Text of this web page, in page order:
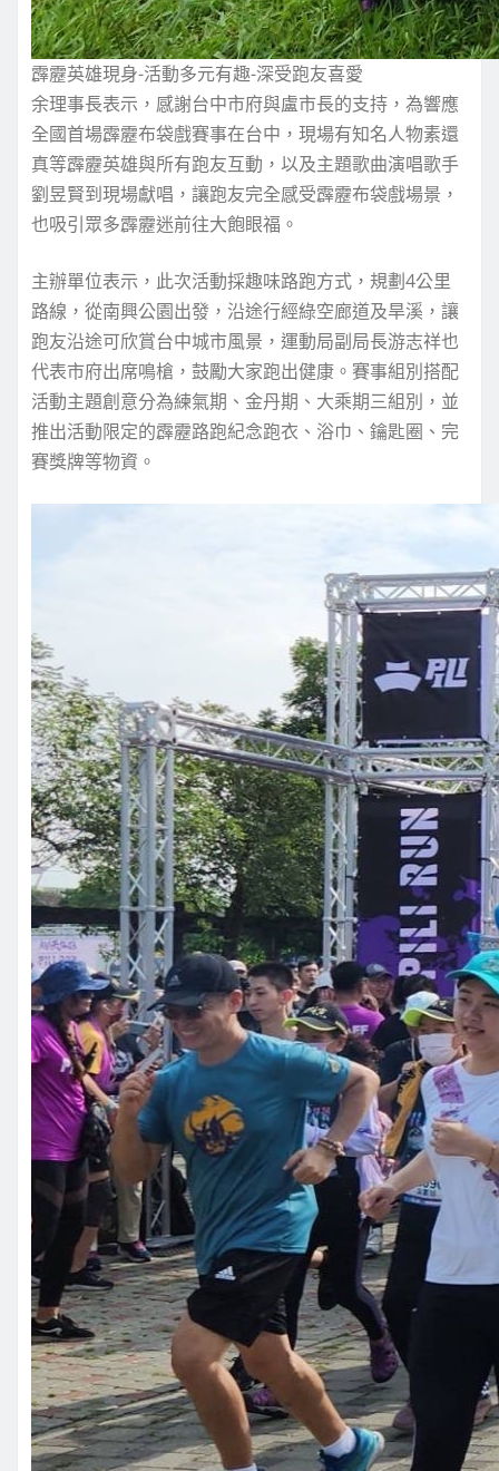
霹靂英雄現身-活動多元有趣-深受跑友喜愛
余理事長表示，感謝台中市府與盧市長的支持，為響應
全國首場霹靂布袋戲賽事在台中，現場有知名人物素還
真等霹靂英雄與所有跑友互動，以及主題歌曲演唱歌手
劉昱賢到現場獻唱，讓跑友完全感受霹靂布袋戲場景，
也吸引眾多霹靂迷前往大飽眼福。
主辦單位表示，此次活動採趣味路跑方式，規劃4公里
路線，從南興公園出發，沿途行經綠空廊道及旱溪，讓
跑友沿途可欣賞台中城市風景，運動局副局長游志祥也
代表市府出席鳴槍，鼓勵大家跑出健康。賽事組別搭配
活動主題創意分為練氣期、金丹期、大乘期三組別，並
推出活動限定的霹靂路跑紀念跑衣、浴巾、鑰匙圈、完
賽獎牌等物資。